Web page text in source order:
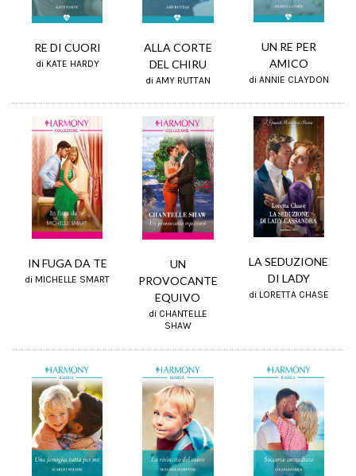
RE DI CUORI
di KATE HARDY
ALLA CORTE
DEL CHIRU
di AMY RUTTAN
UN RE PER
AMICO
di ANNIE CLAYDON
IN FUGA DA TE
di MICHELLE SMART
UN
PROVOCANTE
EQUIVO
di CHANTELLE
SHAW
LA SEDUZIONE
DI LADY
di LORETTA CHASE